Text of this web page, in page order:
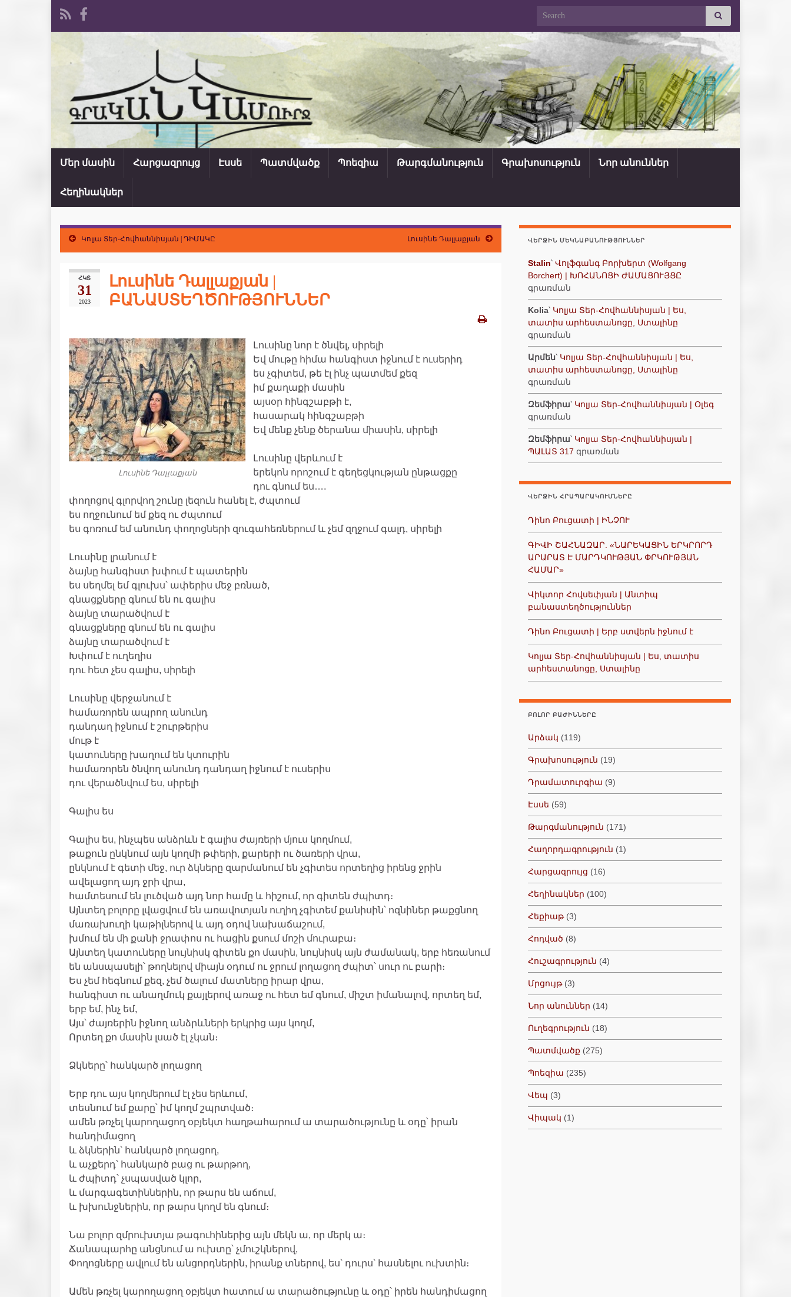
Search for:
Մեր մասին Հարցազրույց Էսսե Պատմվածք Պոեզիա Թարգմանություն Գրախոսություն Նոր անուններ
Հեղինակներ
Կոլյա Տեր-Հովհաննիսյան | ԴԻՄԱԿԸ Լուսինե Դալլաքյան
ՀԿՏ
31
2023
Լուսինե Դալլաքյան |
ԲԱՆԱՍՏԵՂԾՈՒԹՅՈՒՆՆԵՐ
Լուսինե Դալլաքյան
Լուսինը նոր է ծնվել, սիրելի
Եվ մութը հիմա հանգիստ իջնում է ուսերիդ
ես չգիտեմ, թե էլ ինչ պատմեմ քեզ
իմ քաղաքի մասին
այսօր հինգշաբթի է,
հասարակ հինգշաբթի
Եվ մենք չենք ծերանա միասին, սիրելի
Լուսինը վերևում է
երեկոն որոշում է գեղեցկության ընթացքը
դու գնում ես….
փողոցով գլորվող շունը լեզուն հանել է, ժպտում
ես ողջունում եմ քեզ ու ժպտում
ես գոռում եմ անունդ փողոցների զուգահեռներում և չեմ զղջում գալդ, սիրելի
Լուսինը լրանում է
ձայնը հանգիստ խփում է պատերին
ես սեղմել եմ գլուխս՝ ափերիս մեջ բռնած,
գնացքները գնում են ու գալիս
ձայնը տարածվում է
գնացքները գնում են ու գալիս
ձայնը տարածվում է
Խփում է ուղեղիս
դու հետ չես գալիս, սիրելի
Լուսինը վերջանում է
համառորեն ապրող անունդ
դանդաղ իջնում է շուրթերիս
մութ է
կատուները խաղում են կտուրին
համառորեն ծնվող անունդ դանդաղ իջնում է ուսերիս
դու վերածնվում ես, սիրելի
Գալիս ես
Գալիս ես, ինչպես անձրևն է գալիս ժայռերի մյուս կողմում,
թաքուն ընկնում այն կողմի թփերի, քարերի ու ծառերի վրա,
ընկնում է գետի մեջ, ուր ձկները զարմանում են չգիտես որտեղից իրենց ջրին
ավելացող այդ ջրի վրա,
համտեսում են լուծված այդ նոր համը և հիշում, որ գիտեն ժպիտդ։
Այնտեղ բոլորը լվացվում են առավոտյան ուղիղ չգիտեմ քանիսին՝ ոզնիներ թաքցնող
մառախուղի կաթիլներով և այդ օդով նախաճաշում,
խմում են մի քանի ջրափոս ու հացին քսում մոշի մուրաբա։
Այնտեղ կատուները նույնիսկ գիտեն քո մասին, նույնիսկ այն ժամանակ, երբ հեռանում
են անսպասելի՝ թողնելով միայն օդում ու ջրում լողացող ժպիտ՝ սուր ու բարի։
Ես չեմ հեգնում քեզ, չեմ ծալում մատները իրար վրա,
հանգիստ ու անաղմուկ քայլերով առաջ ու հետ եմ գնում, միշտ իմանալով, որտեղ եմ,
երբ եմ, ինչ եմ,
Այս՝ ժայռերին իջնող անձրևների երկրից այս կողմ,
Որտեղ քո մասին լսած էլ չկան։
Ձկները՝ հանկարծ լողացող
Երբ դու այս կողմերում էլ չես երևում,
տեսնում եմ քարը՝ իմ կողմ շպրտված։
ամեն թռչել կարողացող օբյեկտ հաղթահարում ա տարածությունը և օդը՝ իրան
հանդիմացող
և ձկներին՝ հանկարծ լողացող,
և աչքերդ՝ հանկարծ բաց ու թարթող,
և ժպիտդ՝ չսպասված կլոր,
և մարգագետիններին, որ թարս են աճում,
և խխունջներին, որ թարս կողմ են գնում։
Նա բոլոր զմրուխտյա թագուհիներից այն մեկն ա, որ մերկ ա։
Ճանապարհը անցնում ա ուխտը՝ չմուշկներով,
Փողոցները ավլում են անցորդներին, իրանք տներով, ես՝ դուրս՝ հասնելու ուխտին։
Ամեն թռչել կարողացող օբյեկտ հատում ա տարածությունը և օդը՝ իրեն հանդիմացող
ՎԵՐՋԻՆ ՄԵԿՆԱԲԱՆՈՒԹՅՈՒՆՆԵՐ
Stalin՝ Վոլֆգանգ Բորխերտ (Wolfgang
Borchert) | ԽՈՀԱՆՈՑԻ ԺԱՄԱՑՈՒՅՑԸ
գրառման
Kolia՝ Կոլյա Տեր-Հովհաննիսյան | Ես,
տատիս արհեստանոցը, Ստալինը
գրառման
Արմեն՝ Կոլյա Տեր-Հովհաննիսյան | Ես,
տատիս արհեստանոցը, Ստալինը
գրառման
Զեմֆիրա՝ Կոլյա Տեր-Հովհաննիսյան | Օլեգ
գրառման
Զեմֆիրա՝ Կոլյա Տեր-Հովհաննիսյան |
ՊԱԼԱՏ 317 գրառման
ՎԵՐՋԻՆ ՀՐԱՊԱՐԱԿՈՒՄՆԵՐԸ
Դինո Բուցատի | ԻՆՉՈՒ
ԳԻՎԻ ՇԱՀՆԱԶԱՐ. «ՆԱՐԵԿԱՑԻՆ ԵՐԿՐՈՐԴ
ԱՐԱՐԱՏ Է ՄԱՐԴԿՈՒԹՅԱՆ ՓՐԿՈՒԹՅԱՆ
ՀԱՄԱՐ»
Վիկտոր Հովսեփյան | Անտիպ
բանաստեղծություններ
Դինո Բուցատի | Երբ ստվերն իջնում է
Կոլյա Տեր-Հովհաննիսյան | Ես, տատիս
արհեստանոցը, Ստալինը
ԲՈԼՈՐ ԲԱԺԻՆՆԵՐԸ
Արձակ (119)
Գրախոսություն (19)
Դրամատուրգիա (9)
Էսսե (59)
Թարգմանություն (171)
Հաղորդագրություն (1)
Հարցազրույց (16)
Հեղինակներ (100)
Հեքիաթ(3)
Հոդված (8)
Հուշագրություն (4)
Մրցույթ(3)
Նոր անուններ (14)
Ուղեգրություն (18)
Պատմվածք (275)
Պոեզիա (235)
Վեպ (3)
Վիպակ (1)